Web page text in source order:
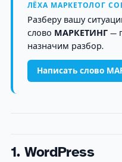
ЛЁХА МАРКЕТОЛОГ
Разберу вашу
слово МАРКЕТИНГ—
назначим разбор.
Написать слово
1. WordPress